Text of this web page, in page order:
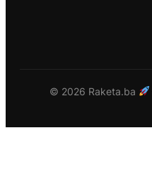
© 2026 Raketa.ba